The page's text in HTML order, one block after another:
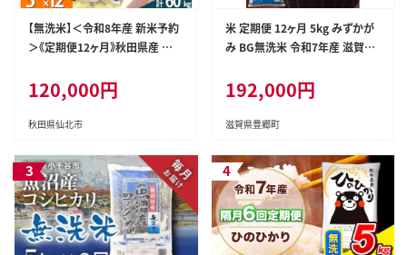
【無洗米】＜令和8年産 新米予約
＞《定期便12ヶ月》秋田県産 あき
回 5キロ お米 匠 [サンファーム
西木 米5kg 米 5kg 米 5kg定期
便 お米定期便 あきたこまち ごは
120,000円
秋田県仙北市
米 定期便 12ヶ月 5kg みずかが
み BG無洗米 令和7年産 滋賀県
192,000円
滋賀県豊郷町